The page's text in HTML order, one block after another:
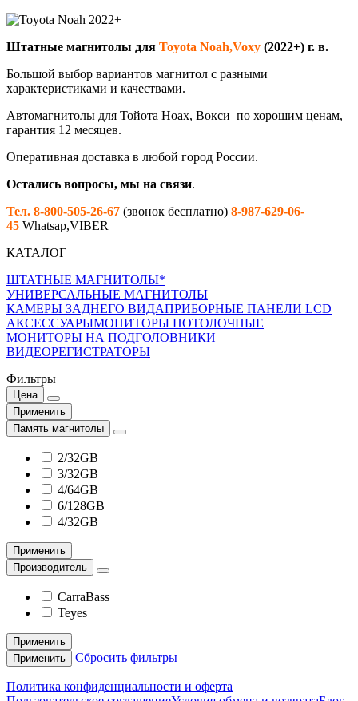
Штатные магнитолы для Toyota Noah,Voxy (2022+) г. в.
Большой выбор вариантов магнитол с разными
характеристиками и качествами.
Автомагнитолы для Тойота Ноах, Вокси по хорошим ценам,
гарантия 12 месяцев.
Оперативная доставка в любой город России.
Остались вопросы, мы на связи.
Тел. 8-800-505-26-67 (звонок бесплатно) 8-987-629-06-
45 Whatsap,VIBER
КАТАЛОГ
ШТАТНЫЕ МАГНИТОЛЫ*
УНИВЕРСАЛЬНЫЕ МАГНИТОЛЫ
КАМЕРЫ ЗАДНЕГО ВИДАПРИБОРНЫЕ ПАНЕЛИ LCD
АКСЕССУАРЫМОНИТОРЫ ПОТОЛОЧНЫЕ
МОНИТОРЫ НА ПОДГОЛОВНИКИ
ВИДЕОРЕГИСТРАТОРЫ
Фильтры
Цена
Применить
Память магнитолы
2/32GB
3/32GB
4/64GB
6/128GB
4/32GB
Применить
Производитель
CarraBass
Teyes
Применить
Применить
Сбросить фильтры
Политика конфиденциальности и оферта